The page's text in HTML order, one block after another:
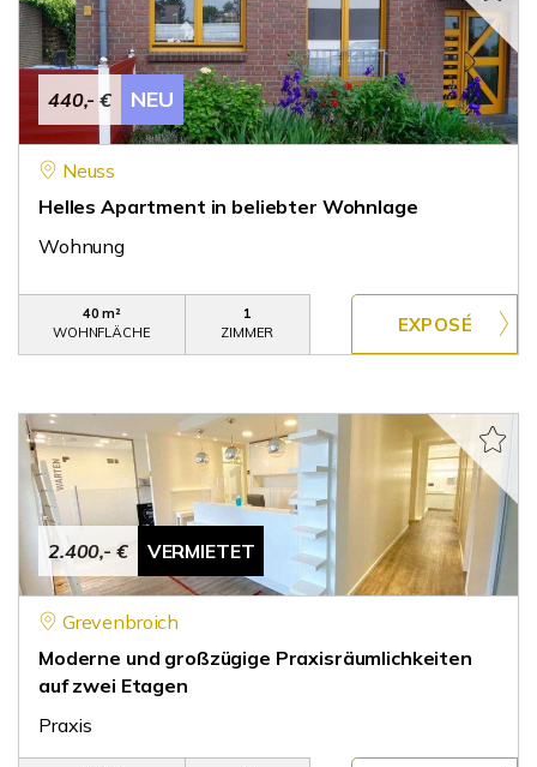
440,- € NEU
Neuss
Helles Apartment in beliebter Wohnlage
Wohnung
40 m²
WOHNFLÄCHE
1
ZIMMER
2.400,- € VERMIETET
Grevenbroich
Moderne und großzügige Praxisräumlichkeiten
auf zwei Etagen
Praxis